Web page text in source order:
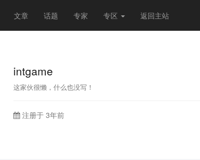
文章 话题 专家 专区 返回主站
intgame
这家伙很懒，什么也没写！
注册于 3年前